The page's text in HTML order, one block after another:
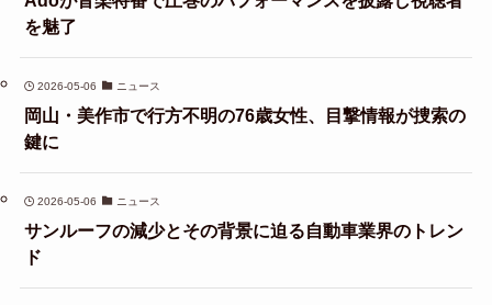
を魅了
2026-05-06 ニュース
岡山・美作市で行方不明の76歳女性、目撃情報が捜索の
鍵に
2026-05-06 ニュース
サンルーフの減少とその背景に迫る自動車業界のトレン
ド